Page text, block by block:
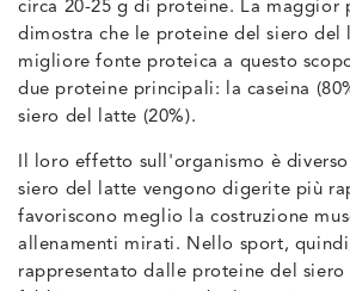
circa 20-25 g di proteine. La maggior
dimostra che le proteine del siero del
migliore fonte proteica a questo
due proteine principali: la caseina
siero del latte (20%).
Il loro effetto sull'organismo è
siero del latte vengono digerite più
favoriscono meglio la costruzione
allenamenti mirati. Nello sport,
rappresentato dalle proteine del